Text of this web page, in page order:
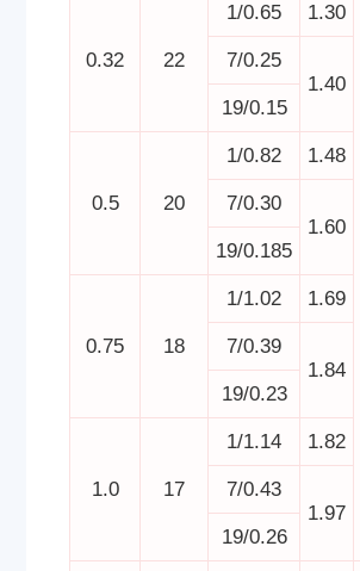
0.32 22
1/0.65 1.30
7/0.25
1.40
19/0.15
0.5 20
1/0.82 1.48
7/0.30
1.60
19/0.185
0.75 18
1/1.02 1.69
7/0.39
1.84
19/0.23
1.0 17
1/1.14 1.82
7/0.43
1.97
19/0.26